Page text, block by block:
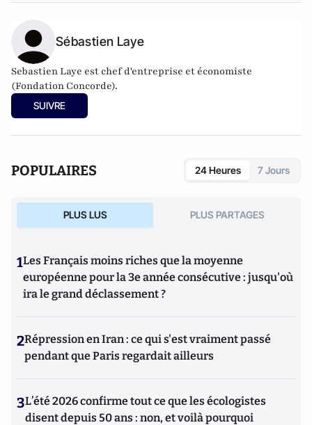
Sébastien Laye
Sebastien Laye est chef d'entreprise et économiste
(Fondation Concorde).
SUIVRE
POPULAIRES 24 Heures 7 Jours
PLUS LUS PLUS PARTAGES
1Les Français moins riches que la moyenne
européenne pour la 3e année consécutive : jusqu'où
ira le grand déclassement ?
2Répression en Iran : ce qui s'est vraiment passé
pendant que Paris regardait ailleurs
3L’été 2026 confirme tout ce que les écologistes
disent depuis 50 ans : non, et voilà pourquoi